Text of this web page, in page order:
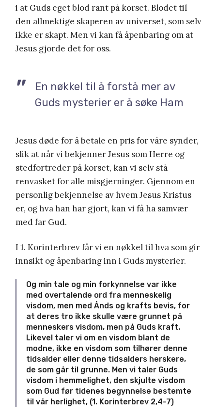
i at Guds eget blod rant på korset. Blodet til
den allmektige skaperen av universet, som selv
ikke er skapt. Men vi kan få åpenbaring om at
Jesus gjorde det for oss.
En nøkkel til å forstå mer av
Guds mysterier er å søke Ham
Jesus døde for å betale en pris for våre synder,
slik at når vi bekjenner Jesus som Herre og
stedfortreder på korset, kan vi selv stå
renvasket for alle misgjerninger. Gjennom en
personlig bekjennelse av hvem Jesus Kristus
er, og hva han har gjort, kan vi få ha samvær
med far Gud.
I 1. Korinterbrev får vi en nøkkel til hva som gir
innsikt og åpenbaring inn i Guds mysterier.
Og min tale og min forkynnelse var ikke
med overtalende ord fra menneskelig
visdom, men med Ånds og krafts bevis, for
at deres tro ikke skulle være grunnet på
menneskers visdom, men på Guds kraft.
Likevel taler vi om en visdom blant de
modne, ikke en visdom som tilhører denne
tidsalder eller denne tidsalders herskere,
de som går til grunne. Men vi taler Guds
visdom i hemmelighet, den skjulte visdom
som Gud før tidenes begynnelse bestemte
til vår herlighet, (1. Korinterbrev 2,4-7)